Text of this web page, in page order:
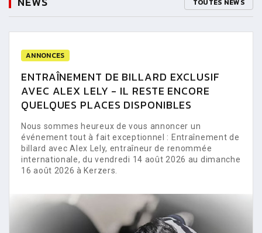
TOUTES NEWS
ANNONCES
ENTRAÎNEMENT DE BILLARD EXCLUSIF
AVEC ALEX LELY - IL RESTE ENCORE
QUELQUES PLACES DISPONIBLES
Nous sommes heureux de vous annoncer un
événement tout à fait exceptionnel : Entraînement de
billard avec Alex Lely, entraîneur de renommée
internationale, du vendredi 14 août 2026 au dimanche
16 août 2026 à Kerzers.